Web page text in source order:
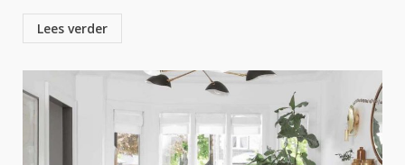
Lees verder